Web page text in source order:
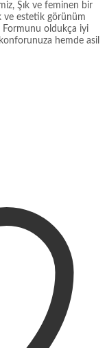
Şık ve feminen bir
ve estetik görünüm
Formunu oldukça iyi
konforunuza hemde asil